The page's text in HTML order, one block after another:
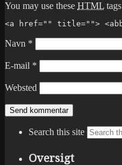
You may use these HTML
<a href="" title="">
Navn *
E-mail *
Websted
Search this site
Oversigt